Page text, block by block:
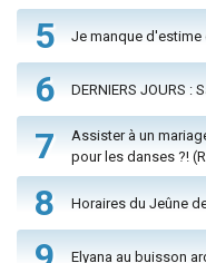
5 Je manque d'estime
6 DERNIERS JOURS :
7
Assister à un
pour les danses ?!
8 Horaires du Jeûne
Elyana au buisson